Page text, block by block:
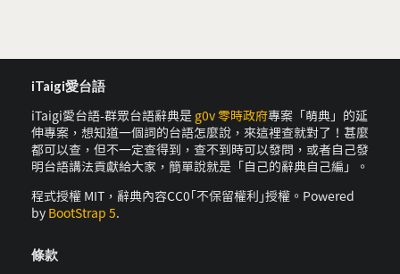
iTaigi愛台語
iTaigi愛台語-群眾台語辭典是 g0v 零時政府專案「萌典」的延
伸專案，想知道一個詞的台語怎麼說，來這裡查就對了！甚麼
都可以查，但不一定查得到，查不到時可以發問，或者自己發
明台語講法貢獻給大家，簡單說就是「自己的辭典自己編」。
程式授權 MIT，辭典內容CC0｢不保留權利｣授權。Powered
by BootStrap 5.
條款